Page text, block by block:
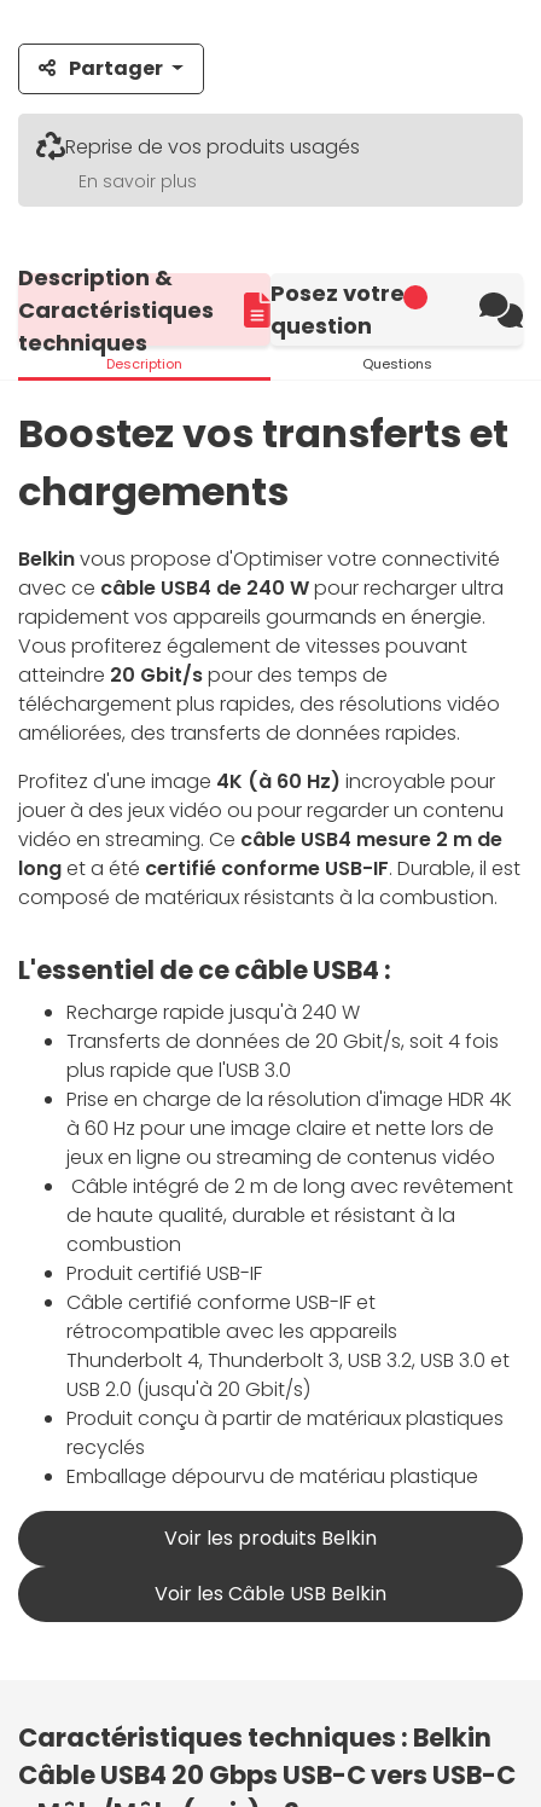
Partager
Reprise de vos produits usagés
En savoir plus
Description &
Caractéristiques
techniques
Description
Posez votre
question
Questions
Boostez vos transferts et
chargements
Belkinvous propose d'Optimiser votre connectivité
avec ce câble USB4 de 240 Wpour recharger ultra
rapidement vos appareils gourmands en énergie.
Vous profiterez également de vitesses pouvant
atteindre 20 Gbit/spour des temps de
téléchargement plus rapides, des résolutions vidéo
améliorées, des transferts de données rapides.
Profitez d'une image 4K (à 60 Hz) incroyable pour
jouer à des jeux vidéo ou pour regarder un contenu
vidéo en streaming. Ce câble USB4 mesure 2 m de
longet a été certifié conforme USB-IF. Durable, il est
composé de matériaux résistants à la combustion.
L'essentiel de ce câble USB4 :
Recharge rapide jusqu'à 240 W
Transferts de données de 20 Gbit/s, soit 4 fois
plus rapide que l'USB 3.0
Prise en charge de la résolution d'image HDR 4K
à 60 Hz pour une image claire et nette lors de
jeux en ligne ou streaming de contenus vidéo
Câble intégré de 2 m de long avec revêtement
de haute qualité, durable et résistant à la
combustion
Produit certifié USB-IF
‌Câble certifié conforme USB-IF et
rétrocompatible avec les appareils
Thunderbolt 4, Thunderbolt 3, USB 3.2, USB 3.0 et
USB 2.0 (jusqu'à 20 Gbit/s)
‌Produit conçu à partir de matériaux plastiques
recyclés
Emballage dépourvu de matériau plastique
Voir les produits Belkin
Voir les Câble USB Belkin
Caractéristiques techniques : Belkin
Câble USB4 20 Gbps USB-C vers USB-C